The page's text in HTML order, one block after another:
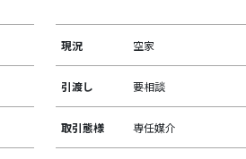
現況 空家
引渡し 要相談
取引態様 専任媒介